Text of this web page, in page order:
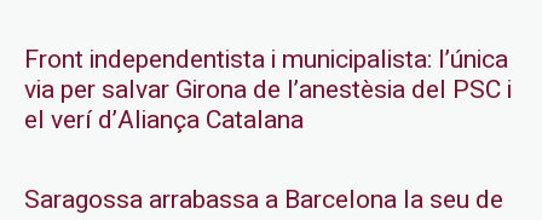
Front independentista i municipalista: l’única
via per salvar Girona de l’anestèsia del PSC i
el verí d’Aliança Catalana
Saragossa arrabassa a Barcelona la seu de